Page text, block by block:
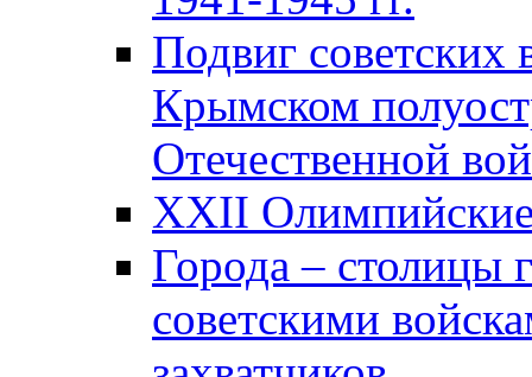
Подвиг советских
Крымском
Отечественной
XXII
Города – столицы
советскими